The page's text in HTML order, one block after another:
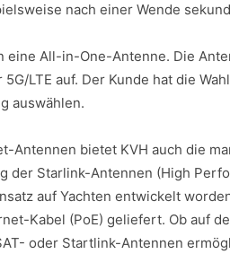
nach einer Wende
eine All-in-One-Antenne. Die
LTE auf. Der Kunde hat die
auswählen.
Antennen bietet KVH auch die
der Starlink-Antennen (High
auf Yachten entwickelt
Kabel (PoE) geliefert. Ob auf
oder Startlink-Antennen